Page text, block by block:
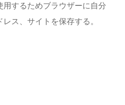
用するためブラウザーに自分
ス、サイトを保存する。